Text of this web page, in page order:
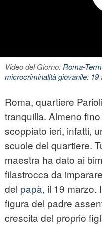
Video del Giorno:Roma-
microcriminalità giovanile: 19
Roma, quartiere
tranquilla. Almeno
scoppiato ieri, infatti,
scuole del quartiere.
maestra ha dato ai
filastrocca da
del papà, il 19 marzo.
figura del padre
crescita del proprio